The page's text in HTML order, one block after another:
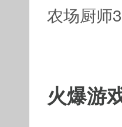
农场厨师
火爆游